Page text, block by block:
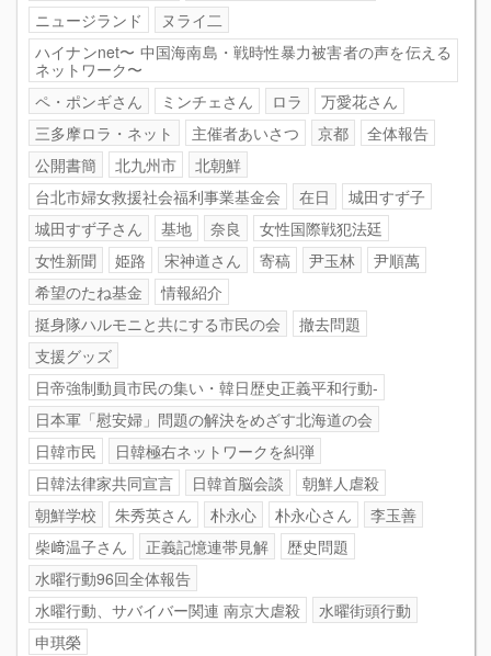
ニュージランド
ヌライ二
ハイナンnet〜 中国海南島・戦時性暴力被害者の声を伝える
ネットワーク〜
ペ・ポンギさん
ミンチェさん ロラ
万愛花さん
三多摩ロラ・ネット
主催者あいさつ 京都
全体報告
公開書簡
北九州市
北朝鮮
台北市婦女救援社会福利事業基金会
在日
城田すず子
城田すず子さん
基地 奈良
女性国際戦犯法廷
女性新聞
姫路 宋神道さん 寄稿 尹玉林
尹順萬
希望のたね基金
情報紹介
挺身隊ハルモニと共にする市民の会
撤去問題
支援グッズ
日帝強制動員市民の集い・韓日歴史正義平和行動-
日本軍「慰安婦」問題の解決をめざす北海道の会
日韓市民
日韓極右ネットワークを糾弾
日韓法律家共同宣言
日韓首脳会談
朝鮮人虐殺
朝鮮学校
朱秀英さん 朴永心 朴永心さん
李玉善
柴﨑温子さん
正義記憶連帯見解
歴史問題
水曜行動96回全体報告
水曜行動、サバイバー関連 南京大虐殺
水曜街頭行動
申琪榮